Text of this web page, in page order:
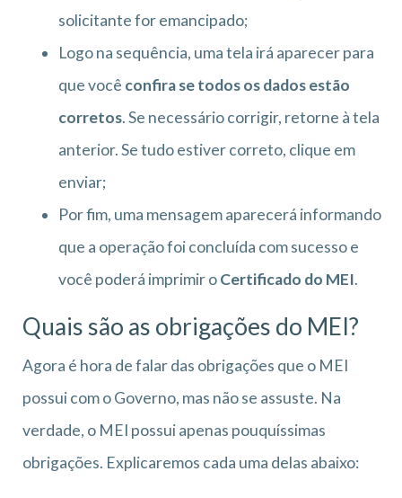
solicitante for emancipado;
Logo na sequência, uma tela irá aparecer para
que você confira se todos os dados estão
corretos. Se necessário corrigir, retorne à tela
anterior. Se tudo estiver correto, clique em
enviar;
Por fim, uma mensagem aparecerá informando
que a operação foi concluída com sucesso e
você poderá imprimir oCertificado do MEI.
Quais são as obrigações do MEI?
Agora é hora de falar das obrigações que o MEI
possui com o Governo, mas não se assuste. Na
verdade, o MEI possui apenas pouquíssimas
obrigações. Explicaremos cada uma delas abaixo: